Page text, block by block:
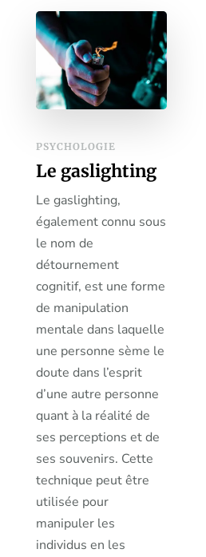
PSYCHOLOGIE
Le gaslighting
Le gaslighting,
également connu sous
le nom de
détournement
cognitif, est une forme
de manipulation
mentale dans laquelle
une personne sème le
doute dans l’esprit
d’une autre personne
quant à la réalité de
ses perceptions et de
ses souvenirs. Cette
technique peut être
utilisée pour
manipuler les
individus en les